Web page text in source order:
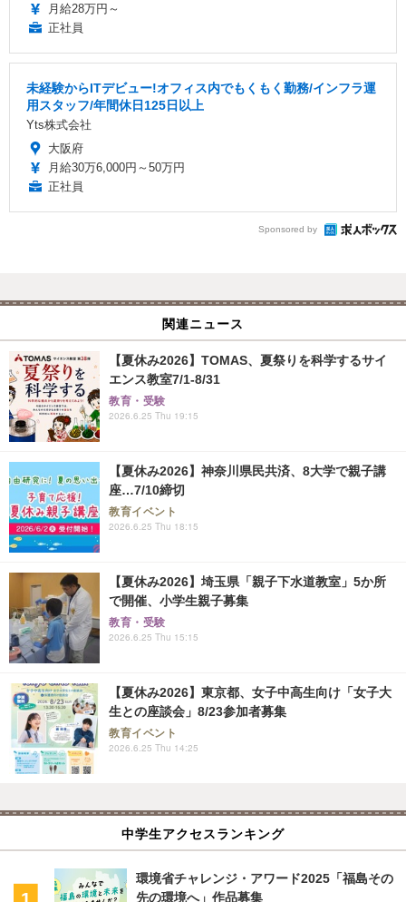
月給28万円～
正社員
未経験からITデビュー!オフィス内でもくもく勤務/インフラ運
用スタッフ/年間休日125日以上
Yts株式会社
大阪府
月給30万6,000円～50万円
正社員
Sponsored by
関連ニュース
【夏休み2026】TOMAS、夏祭りを科学するサイ
エンス教室7/1-8/31
教育・受験
2026.6.25 Thu 19:15
【夏休み2026】神奈川県民共済、8大学で親子講
座…7/10締切
教育イベント
2026.6.25 Thu 18:15
【夏休み2026】埼玉県「親子下水道教室」5か所
で開催、小学生親子募集
教育・受験
2026.6.25 Thu 15:15
【夏休み2026】東京都、女子中高生向け「女子大
生との座談会」8/23参加者募集
教育イベント
2026.6.25 Thu 14:25
中学生アクセスランキング
環境省チャレンジ・アワード2025「福島その
先の環境へ」作品募集